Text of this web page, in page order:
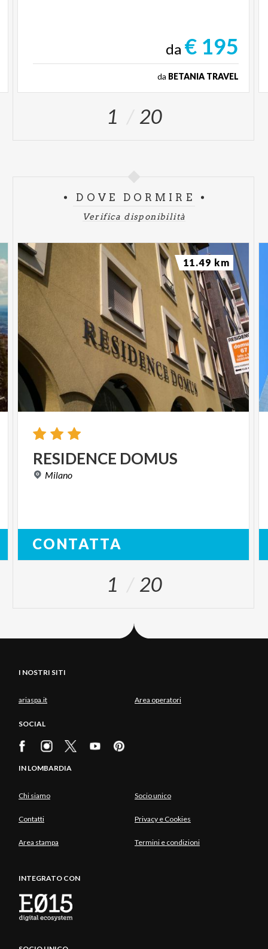
da € 195
da BETANIA TRAVEL
1 20
DOVE DORMIRE
Verifica disponibilità
RESIDENCE DOMUS
Milano
CONTATTA
11.49 km
1 20
I NOSTRI SITI
ariaspa.it Area operatori
SOCIAL
IN LOMBARDIA
Chi siamo Socio unico
Contatti Privacy e Cookies
Area stampa Termini e condizioni
INTEGRATO CON